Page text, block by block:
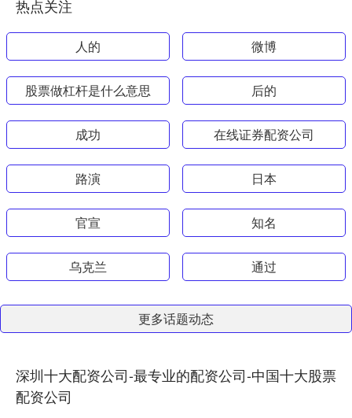
热点关注
人的 微博
股票做杠杆是什么意思 后的
成功 在线证券配资公司
路演 日本
官宣 知名
乌克兰 通过
更多话题动态
深圳十大配资公司-最专业的配资公司-中国十大股票
配资公司